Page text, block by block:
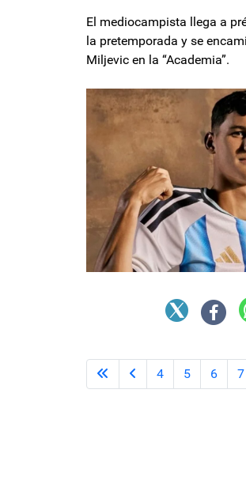
El mediocampista llega a
la pretemporada y se
Miljevic en la “Academia”.
4 5 6 7